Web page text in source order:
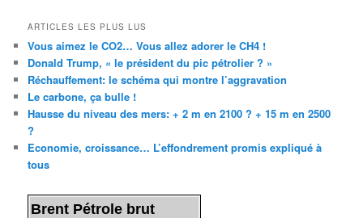
ARTICLES LES PLUS LUS
Vous aimez le CO2… Vous allez adorer le CH4 !
Donald Trump, « le président du pic pétrolier ? »
Réchauffement: le schéma qui montre l’aggravation
Le carbone, ça bulle !
Hausse du niveau des mers: + 2 m en 2100 ? + 15 m en 2500
?
Economie, croissance… L’effondrement promis expliqué à
tous
Brent Pétrole brut